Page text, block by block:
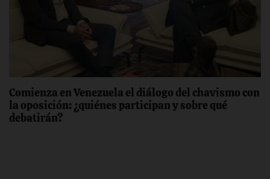
Comienza en Venezuela el diálogo del chavismo con
la oposición: ¿quiénes participan y sobre qué
debatirán?